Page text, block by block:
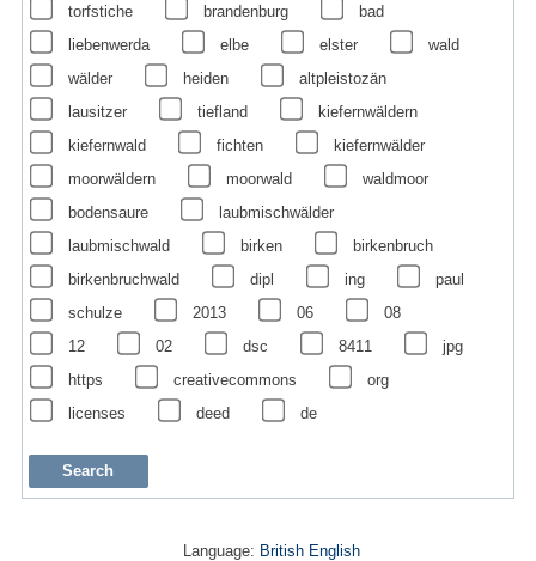
torfstiche
brandenburg
bad
liebenwerda
elbe elster
wald
wälder
heiden
altpleistozän
lausitzer
tiefland
kiefernwäldern
kiefernwald
fichten
kiefernwälder
moorwäldern
moorwald
waldmoor
bodensaure
laubmischwälder
laubmischwald
birken
birkenbruch
birkenbruchwald
dipl ing
paul
schulze
2013 06
08
12
02 dsc 8411
jpg
https
creativecommons
org
licenses
deed de
Language: British English